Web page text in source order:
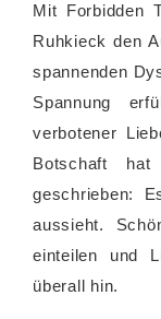
Mit Forbidden
Ruhkieck den
spannenden
Spannung
verbotener
Botschaft
geschrieben:
aussieht.
einteilen und
überall hin.